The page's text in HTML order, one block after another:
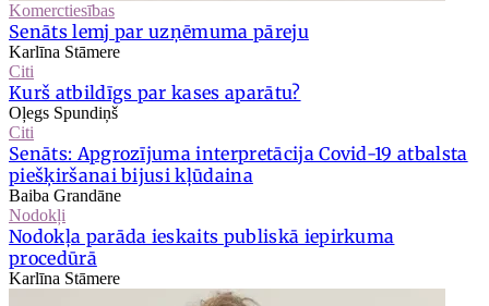
Komerctiesības
Senāts lemj par uzņēmuma pāreju
Karlīna Stāmere
Citi
Kurš atbildīgs par kases aparātu?
Oļegs Spundiņš
Citi
Senāts: Apgrozījuma interpretācija Covid-19 atbalsta
piešķiršanai bijusi kļūdaina
Baiba Grandāne
Nodokļi
Nodokļa parāda ieskaits publiskā iepirkuma
procedūrā
Karlīna Stāmere